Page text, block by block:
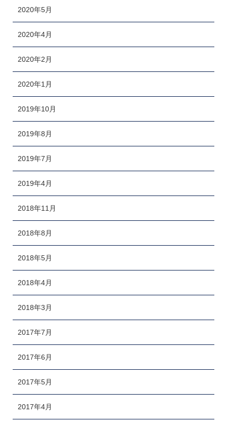
2020年5月
2020年4月
2020年2月
2020年1月
2019年10月
2019年8月
2019年7月
2019年4月
2018年11月
2018年8月
2018年5月
2018年4月
2018年3月
2017年7月
2017年6月
2017年5月
2017年4月